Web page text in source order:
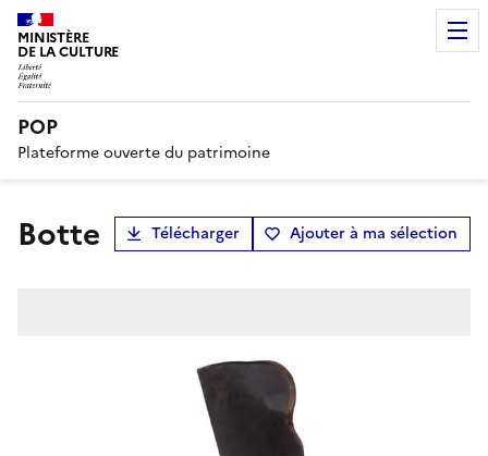
MINISTÈRE
DE LA CULTURE
POP
Plateforme ouverte du patrimoine
botte Télécharger Ajouter à ma sélection